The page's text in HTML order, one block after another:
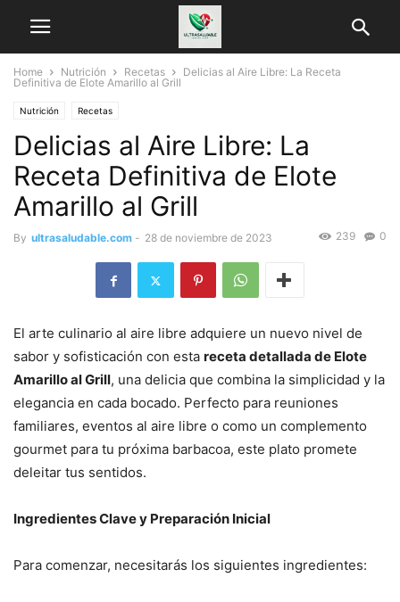
Home Nutrición Recetas
Delicias al Aire Libre: La Receta
Definitiva de Elote Amarillo al Grill
Nutrición Recetas
Delicias al Aire Libre: La
Receta Definitiva de Elote
Amarillo al Grill
By ultrasaludable.com - 28 de noviembre de 2023 0
239
El arte culinario al aire libre adquiere un nuevo nivel de
sabor y sofisticación con esta receta detallada de Elote
Amarillo al Grill, una delicia que combina la simplicidad y la
elegancia en cada bocado. Perfecto para reuniones
familiares, eventos al aire libre o como un complemento
gourmet para tu próxima barbacoa, este plato promete
deleitar tus sentidos.
Ingredientes Clave y Preparación Inicial
Para comenzar, necesitarás los siguientes ingredientes: